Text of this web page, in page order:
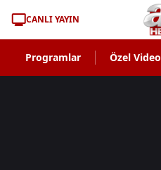
CANLI YAYIN
Programlar Özel Video